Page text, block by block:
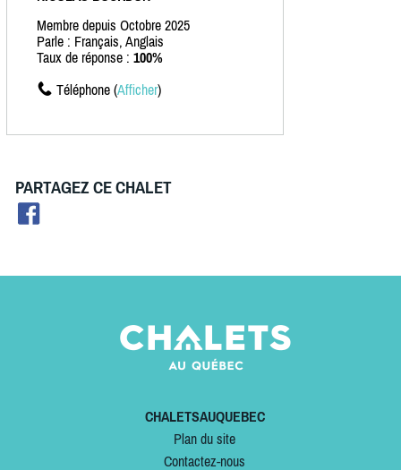
Membre depuis Octobre 2025
Parle : Français, Anglais
Taux de réponse : 100%
Téléphone (Afficher)
PARTAGEZ CE CHALET
CHALETSAUQUEBEC
Plan du site
Contactez-nous